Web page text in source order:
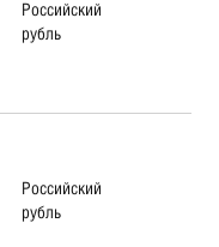
Российский
рубль
Российский
рубль